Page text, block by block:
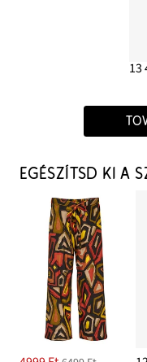
13
EGÉSZÍTSD KI A